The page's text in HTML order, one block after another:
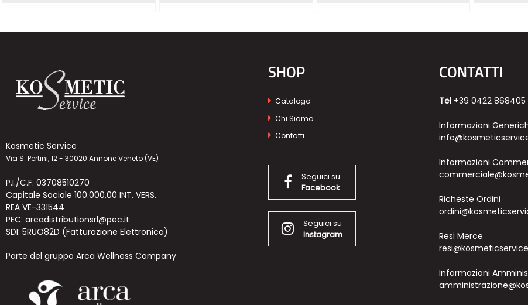
Kosmetic Service
Via S. Pertini, 12 - 30020 Annone Veneto (VE)
P.I./C.F. 03708510270
Capitale Sociale 100.000,00 INT. VERS.
REA VE-331544
PEC: arcadistributionsrl@pec.it
SDI: 5RUO82D (Fatturazione Elettronica)
Parte del gruppo Arca Wellness Company
SHOP
Catalogo
Chi Siamo
Contatti
Seguici su
Facebook
Seguici su
Instagram
CONTATTI
Tel +39 0422 868405
Informazioni
Informazioni
Richeste Ordini
Resi Merce
Informazioni